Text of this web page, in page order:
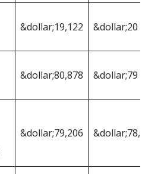
&dollar;19,122 &dollar;20 130
&dollar;80,878 &dollar;79 870
&dollar;79,206 &dollar;78,106